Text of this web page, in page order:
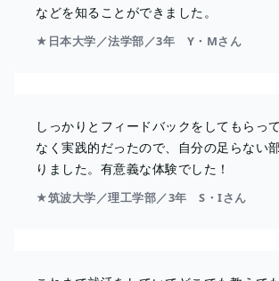
などを知ることができました。
★日本大学／法学部／3年 Y・Mさん
しっかりとフィードバックをしてもらっ
なく実践的だったので、自分の足らない
りました。有意義な体験でした！
★筑波大学／理工学部／3年 S・Iさん